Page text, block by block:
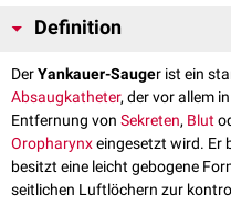
Definition
DerYankauer-Sauger ist ein
Absaugkatheter, der vor allem
Entfernung von Sekreten, Blut
Oropharynxeingesetzt wird. Er
besitzt eine leicht gebogene
seitlichen Luftlöchern zur